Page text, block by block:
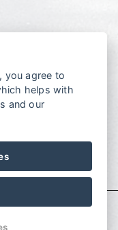
you agree to
helps with
and our